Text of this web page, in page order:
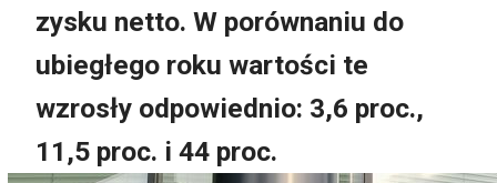
zysku netto. W porównaniu do
ubiegłego roku wartości te
wzrosły odpowiednio: 3,6 proc.,
11,5 proc. i 44 proc.